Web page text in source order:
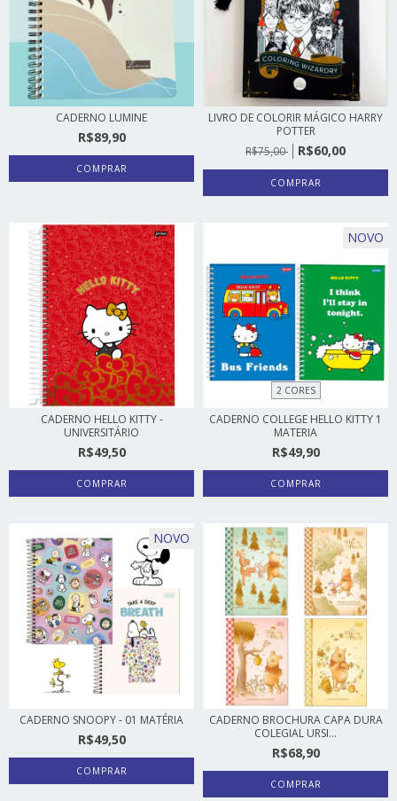
CADERNO LUMINE
R$89,90
COMPRAR
LIVRO DE COLORIR MÁGICO HARRY
POTTER
R$75,00
R$60,00
CADERNO HELLO KITTY -
UNIVERSITÁRIO
R$49,50
COMPRAR
NOVO
2 CORES
CADERNO COLLEGE HELLO KITTY 1
MATERIA
R$49,90
COMPRAR
NOVO
CADERNO SNOOPY - 01 MATÉRIA
R$49,50
COMPRAR
CADERNO BROCHURA CAPA DURA
COLEGIAL URSI...
R$68,90
COMPRAR